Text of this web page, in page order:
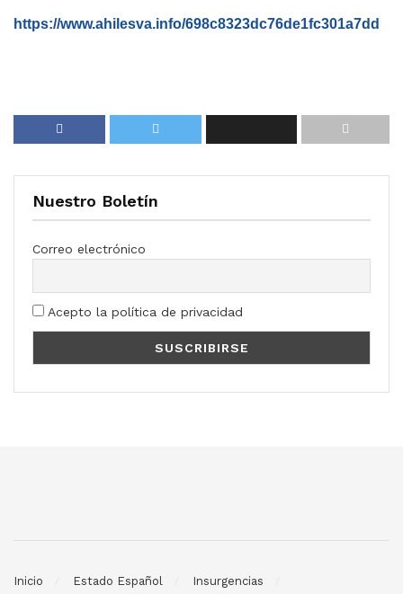
https://www.ahilesva.info/698c8323dc76de1fc301a7dd
Nuestro Boletín
Correo electrónico
Acepto la política de privacidad
Inicio Estado Español
Insurgencias